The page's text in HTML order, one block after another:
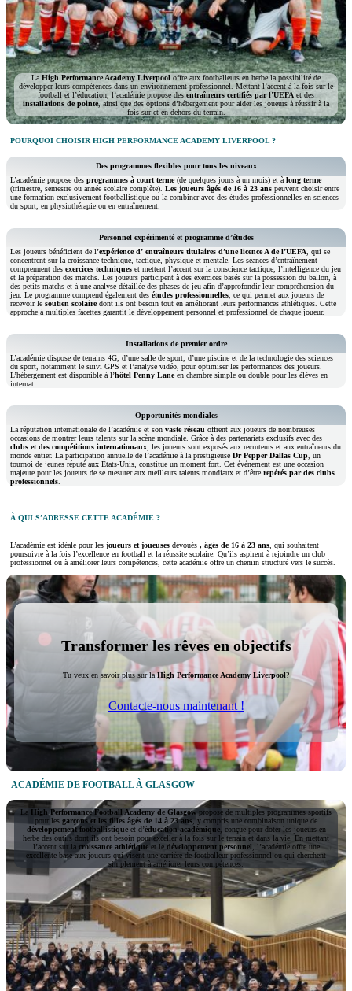
La High Performance Academy Liverpool offre aux footballeurs en herbe la possibilité de
développer leurs compétences dans un environnement professionnel. Mettant l’accent à la fois sur le
football et l’éducation, l’académie propose des entraîneurs certifiés par l’UEFA et des
installations de pointe, ainsi que des options d’hébergement pour aider les joueurs à réussir à la
fois sur et en dehors du terrain.
POURQUOI CHOISIR HIGH PERFORMANCE ACADEMY LIVERPOOL ?
Des programmes flexibles pour tous les niveaux
L’académie propose des programmes à court terme(de quelques jours à un mois) et à long terme
(trimestre, semestre ou année scolaire complète). Les joueurs âgés de 16 à 23 ans peuvent choisir entre
une formation exclusivement footballistique ou la combiner avec des études professionnelles en sciences
du sport, en physiothérapie ou en entraînement.
Personnel expérimenté et programme d’études
Les joueurs bénéficient de l’expérience d’ entraîneurs titulaires d’une licence A de l’UEFA , qui se
concentrent sur la croissance technique, tactique, physique et mentale. Les séances d’entraînement
comprennent des exercices techniques et mettent l’accent sur la conscience tactique, l’intelligence du jeu
et la préparation des matchs. Les joueurs participent à des exercices basés sur la possession du ballon, à
des petits matchs et à une analyse détaillée des phases de jeu afin d’approfondir leur compréhension du
jeu. Le programme comprend également des études professionnelles , ce qui permet aux joueurs de
recevoir le soutien scolairedont ils ont besoin tout en améliorant leurs performances athlétiques. Cette
approche à multiples facettes garantit le développement personnel et professionnel de chaque joueur.
Installations de premier ordre
L’académie dispose de terrains 4G, d’une salle de sport, d’une piscine et de la technologie des sciences
du sport, notamment le suivi GPS et l’analyse vidéo, pour optimiser les performances des joueurs.
L’hébergement est disponible à l’hôtel Penny Laneen chambre simple ou double pour les élèves en
internat.
Opportunités mondiales
La réputation internationale de l’académie et son vaste réseau offrent aux joueurs de nombreuses
occasions de montrer leurs talents sur la scène mondiale. Grâce à des partenariats exclusifs avec des
clubs et des compétitions internationaux , les joueurs sont exposés aux recruteurs et aux entraîneurs du
monde entier. La participation annuelle de l’académie à la prestigieuse Dr Pepper Dallas Cup , un
tournoi de jeunes réputé aux États-Unis, constitue un moment fort. Cet événement est une occasion
majeure pour les joueurs de se mesurer aux meilleurs talents mondiaux et d’être repérés par des clubs
professionnels
À QUI S’ADRESSE CETTE ACADÉMIE ?
L’académie est idéale pour les joueurs et joueuses dévoués , âgés de 16 à 23 ans , qui souhaitent
poursuivre à la fois l’excellence en football et la réussite scolaire. Qu’ils aspirent à rejoindre un club
professionnel ou à améliorer leurs compétences, cette académie offre un chemin structuré vers le succès.
Transformer les rêves en objectifs
Tu veux en savoir plus sur laHigh Performance Academy Liverpool?
Contacte-nous maintenant !
ACADÉMIE DE FOOTBALL À GLASGOW
La High Performance Football Academy de Glasgow propose de multiples programmes sportifs
pour les garçons et les filles âgés de 14 à 23 ans , y compris une combinaison unique de
développement footballistiqueet d’éducation académique, conçue pour doter les joueurs en
herbe des outils dont ils ont besoin pour exceller à la fois sur le terrain et dans la vie. En mettant
l’accent sur la croissance athlétiqueet le développement personnel , l’académie offre une
excellente base aux joueurs qui visent une carrière de footballeur professionnel ou qui cherchent
simplement à améliorer leurs compétences.